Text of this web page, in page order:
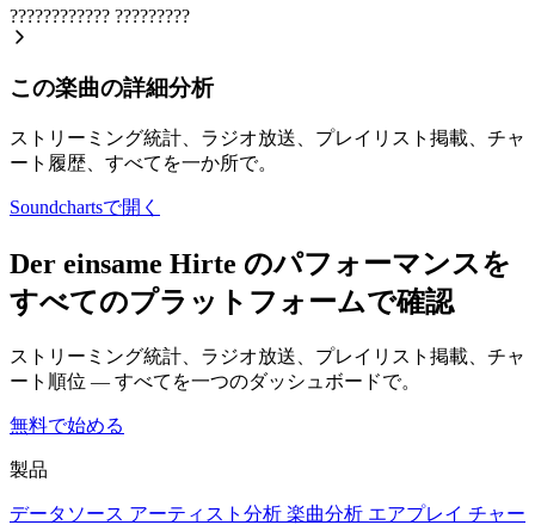
???????????? ?????????
この楽曲の詳細分析
ストリーミング統計、ラジオ放送、プレイリスト掲載、チャ
ート履歴、すべてを一か所で。
Soundchartsで開く
Der einsame Hirte のパフォーマンスを
すべてのプラットフォームで確認
ストリーミング統計、ラジオ放送、プレイリスト掲載、チャ
ート順位 — すべてを一つのダッシュボードで。
無料で始める
製品
データソース アーティスト分析 楽曲分析 エアプレイ チャー